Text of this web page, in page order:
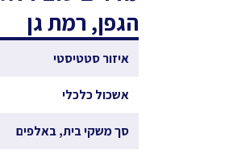
הגפן, רמת גן
איזור סטטיסטי
אשכול כלכלי
סך משקי בית, באלפים